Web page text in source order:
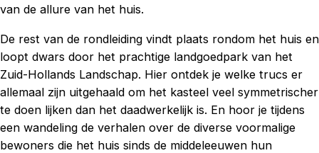
van de allure van het huis.
De rest van de rondleiding vindt plaats rondom het huis en
loopt dwars door het prachtige landgoedpark van het
Zuid-Hollands Landschap. Hier ontdek je welke trucs er
allemaal zijn uitgehaald om het kasteel veel symmetrischer
te doen lijken dan het daadwerkelijk is. En hoor je tijdens
een wandeling de verhalen over de diverse voormalige
bewoners die het huis sinds de middeleeuwen hun